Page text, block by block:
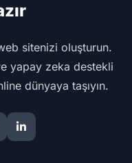
sitenizi oluşturun.
yapay zeka destekli
dünyaya taşıyın.